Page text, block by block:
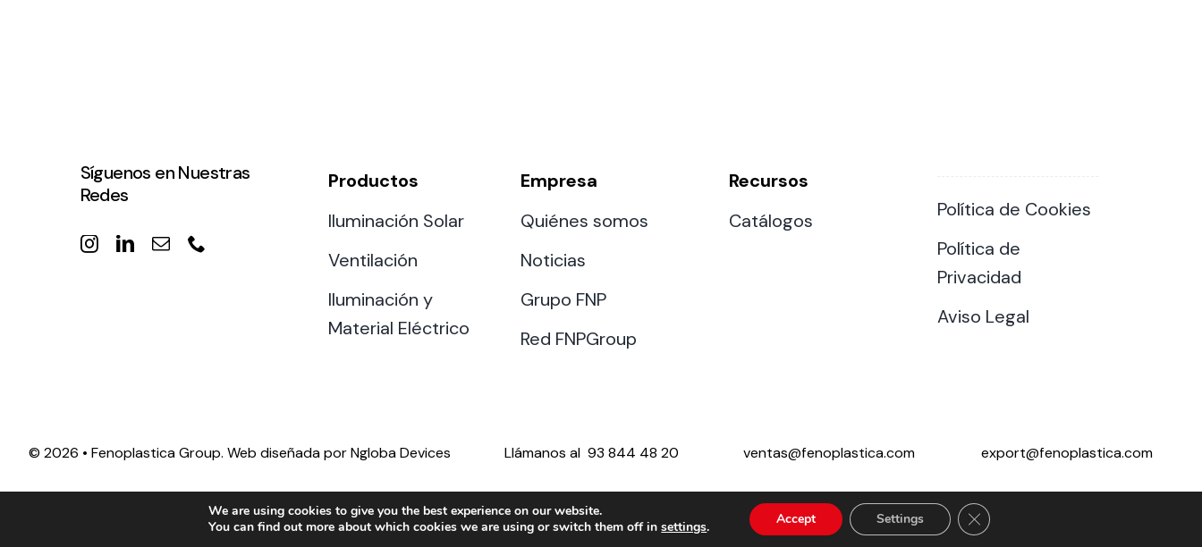
Síguenos en Nuestras
Redes
Productos
Iluminación Solar
Ventilación
Iluminación y
Material Eléctrico
Empresa
Quiénes somos
Noticias
Grupo FNP
Red FNPGroup
Recursos
Catálogos
Política de Cookies
Política de
Privacidad
Aviso Legal
© 2026 • Fenoplastica Group. Web diseñada porNgloba Devices Llámanos al93 844 48 20 ventas@fenoplastica.com export@fenoplastica.com
We are using cookies to give you the best experience on our website.
You can find out more about which cookies we are using or switch them off insettings. Accept Settings Close GDPR Cookie Banner